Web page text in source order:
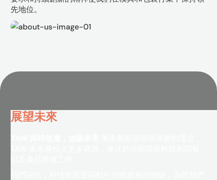
先地位。
展望未來